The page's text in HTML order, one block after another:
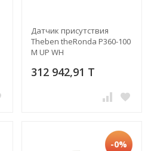
Датчик присутствия
Theben theRonda P360-100
M UP WH
312 942,91 T
-0%